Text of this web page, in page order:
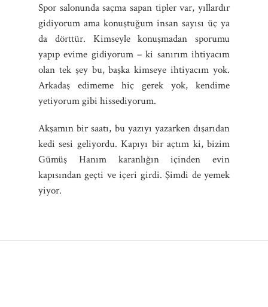
Spor salonunda saçma sapan tipler var, yıllardır
gidiyorum ama konuştuğum insan sayısı üç ya
da dörttür. Kimseyle konuşmadan sporumu
yapıp evime gidiyorum – ki sanırım ihtiyacım
olan tek şey bu, başka kimseye ihtiyacım yok.
Arkadaş edimeme hiç gerek yok, kendime
yetiyorum gibi hissediyorum.
Akşamın bir saatı, bu yazıyı yazarken dışarıdan
kedi sesi geliyordu. Kapıyı bir açtım ki, bizim
Gümüş Hanım karanlığın içinden evin
kapısından geçti ve içeri girdi. Şimdi de yemek
yiyor.